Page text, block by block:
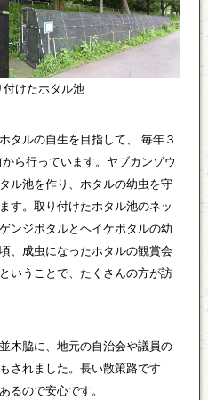
付けたホタル池
タルの自生を目指して、 毎年３
ら行っています。ヤブカンゾウ
ル池を作り、ホタルの幼虫を守
す。取り付けたホタル池のネッ
ンジボタルとヘイケボタルの幼
、成虫になったホタルの観賞会
いうことで、たくさんの方が訪
木脇に、地元の自治会や議員の
されました。長い散策路です
るので安心です。